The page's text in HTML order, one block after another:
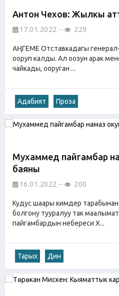
Антон Чехов: Жылкы
17.01.2022 229
АҢГЕМЕ Отставкадагы
ооруп калды. Ал оозун арак
чайкады, ооруган ...
Адабият Проза
Мухаммед пайгамбар
баяны
16.01.2022 200
Кудус шаары кимдер
болгону тууралуу так
пайгамбардын небереси Х...
Тарых Дин